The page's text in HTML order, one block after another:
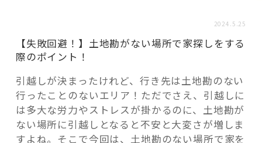
「モノ」
fleXe リノベ事例
「ひと」
2024.5.25
【失敗回避！】土地勘がない場所で家探しをする
際のポイント！
引越しが決まったけれど、行き先は土地勘のない
行ったことのないエリア！ただでさえ、引越しに
は多大な労力やストレスが掛かるのに、土地勘が
ない場所に引越しとなると不安と大変さが増しま
すよね。そこで今回は、土地勘のない場所で家を